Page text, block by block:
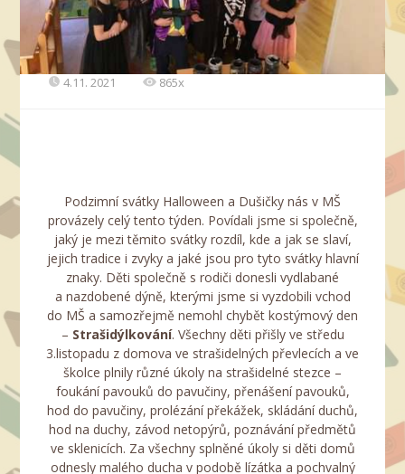
4.11. 2021 865x
Podzimní svátky Halloween a Dušičky nás v MŠ
provázely celý tento týden. Povídali jsme si společně,
jaký je mezi těmito svátky rozdíl, kde a jak se slaví,
jejich tradice i zvyky a jaké jsou pro tyto svátky hlavní
znaky. Děti společně s rodiči donesli vydlabané
a nazdobené dýně, kterými jsme si vyzdobili vchod
do MŠ a samozřejmě nemohl chybět kostýmový den
– Strašidýlkování. Všechny děti přišly ve středu
3.listopadu z domova ve strašidelných převlecích a ve
školce plnily různé úkoly na strašidelné stezce –
foukání pavouků do pavučiny, přenášení pavouků,
hod do pavučiny, prolézání překážek, skládání duchů,
hod na duchy, závod netopýrů, poznávání předmětů
ve sklenicích. Za všechny splněné úkoly si děti domů
odnesly malého ducha v podobě lízátka a pochvalný